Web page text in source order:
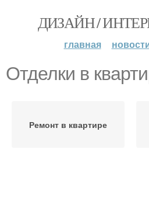
ДИЗАЙН /
главная
Отделки в
Ремонт в квартире